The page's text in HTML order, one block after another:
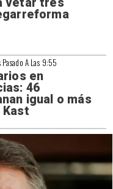
A Las 9:55
en
46
igual o más